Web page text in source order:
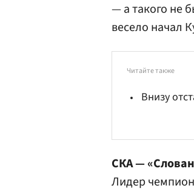
— а такого не
весело начал
Читайте также
Внизу
СКА —
Лидер